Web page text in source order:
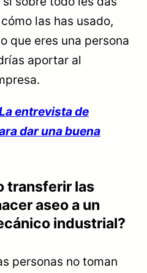
las has usado,
que eres una persona
aportar al
entrevista de
dar una buena
transferir las
aseo a un
industrial?
personas no toman